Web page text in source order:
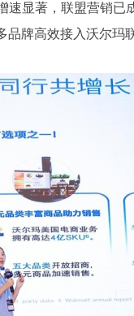
显著，联盟营销已
品牌高效接入沃尔